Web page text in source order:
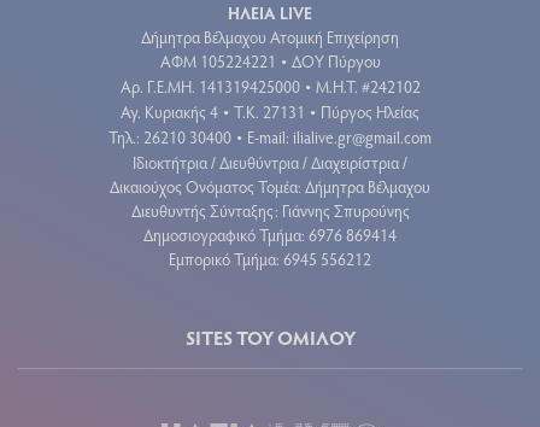
ΗΛΕΙΑ LIVE
Δήμητρα Βέλμαχου Ατομική Επιχείρηση
ΑΦΜ 105224221 • ΔΟΥ Πύργου
Aρ. Γ.Ε.ΜΗ. 141319425000 • Μ.Η.Τ. #242102
Αγ. Κυριακής 4 • Τ.Κ. 27131 • Πύργος Ηλείας
Τηλ.: 26210 30400 • E-mail: ilialive.gr@gmail.com
Ιδιοκτήτρια / Διευθύντρια / Διαχειρίστρια /
Δικαιούχος Ονόματος Τομέα: Δήμητρα Βέλμαχου
Διευθυντής Σύνταξης: Γιάννης Σπυρούνης
Δημοσιογραφικό Τμήμα: 6976 869414
Εμπορικό Τμήμα: 6945 556212
SITES ΤΟΥ ΟΜΙΛΟΥ